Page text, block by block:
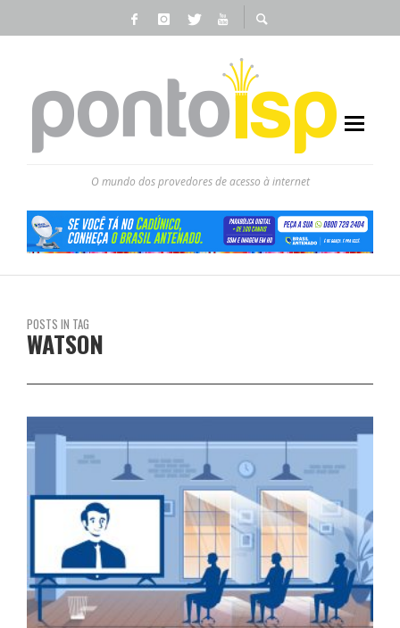
O mundo dos provedores de acesso à internet
POSTS IN TAG
WATSON